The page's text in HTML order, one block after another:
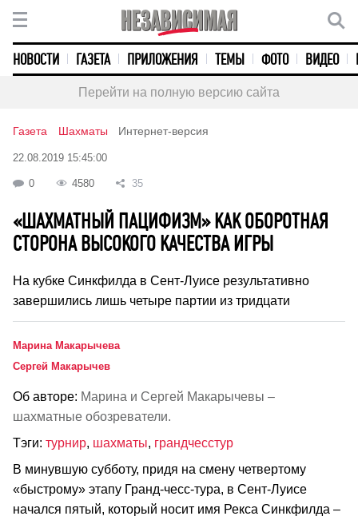
НОВОСТИ ГАЗЕТА ПРИЛОЖЕНИЯ ТЕМЫ ФОТО ВИДЕО
Перейти на полную версию сайта
Газета Шахматы Интернет-версия
22.08.2019 15:45:00
0 4580 35
«ШАХМАТНЫЙ ПАЦИФИЗМ» КАК ОБОРОТНАЯ
СТОРОНА ВЫСОКОГО КАЧЕСТВА ИГРЫ
На кубке Синкфилда в Сент-Луисе результативно
завершились лишь четыре партии из тридцати
Марина Макарычева
Сергей Макарычев
Об авторе: Марина и Сергей Макарычевы –
шахматные обозреватели.
Тэги: турнир, шахматы, грандчесстур
В минувшую субботу, придя на смену четвертому
«быстрому» этапу Гранд-чесс-тура, в Сент-Луисе
начался пятый, который носит имя Рекса Синкфилда –